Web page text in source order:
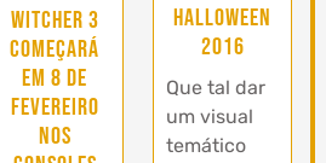
Witcher 3
começará
em 8 de
Fevereiro
nos
Halloween
2016
Que tal dar
um visual
temático